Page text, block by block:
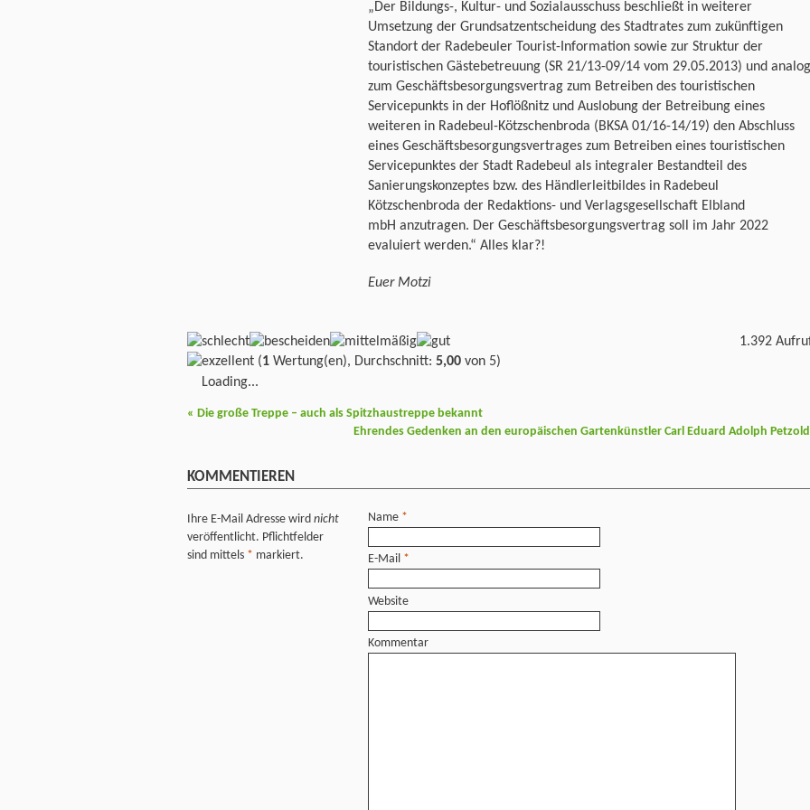
„Der Bildungs-, Kultur- und Sozialausschuss beschließt in weiterer
Umsetzung der Grundsatzentscheidung des Stadtrates zum zukünftigen
Standort der Radebeuler Tourist-Information sowie zur Struktur der
touristischen Gästebetreuung (SR 21/13-09/14 vom 29.05.2013) und analog
zum Geschäftsbesorgungsvertrag zum Betreiben des touristischen
Servicepunkts in der Hoflößnitz und Auslobung der Betreibung eines
weiteren in Radebeul-Kötzschenbroda (BKSA 01/16-14/19) den Abschluss
eines Geschäftsbesorgungsvertrages zum Betreiben eines touristischen
Servicepunktes der Stadt Radebeul als integraler Bestandteil des
Sanierungskonzeptes bzw. des Händlerleitbildes in Radebeul
Kötzschenbroda der Redaktions- und Verlagsgesellschaft Elbland
mbH anzutragen. Der Geschäftsbesorgungsvertrag soll im Jahr 2022
evaluiert werden.“ Alles klar?!
Euer Motzi
(1 Wertung(en), Durchschnitt: 5,00 von 5)
Loading...
1.392
« Die große Treppe – auch als Spitzhaustreppe bekannt
Ehrendes Gedenken an den europäischen Gartenkünstler Carl Eduard Adolph
KOMMENTIEREN
Ihre E-Mail Adresse wird nicht
veröffentlicht. Pflichtfelder
sind mittels * markiert.
Name *
E-Mail *
Website
Kommentar